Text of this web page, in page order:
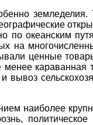
по океанским
на
ценные
наиболее